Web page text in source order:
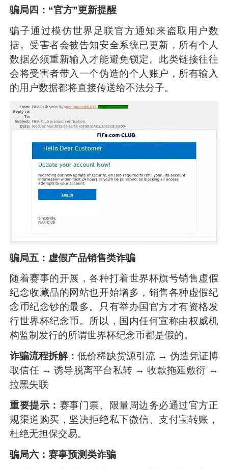
骗局四：“官方”更新提醒
骗子通过模仿世界足联官方通知来盗取用户数
据。受害者会被告知安全系统已更新，所有个人
数据必须重新输入才能避免锁定。此类链接往往
会将受害者带入一个伪造的个人账户，所有输入
的用户数据都将直接传送给不法分子。
骗局五：虚假产品销售类诈骗
随着赛事的开展，各种打着世界杯旗号销售虚假
纪念收藏品的网站也开始增多，销售各种虚假纪
念币纪念钞的最多。只有举办国官方才有资格发
行世界杯纪念币。所以，国内任何宣称由权威机
构监制发行的所谓世界杯纪念币都是假的。
诈骗流程拆解：低价稀缺货源引流 → 伪造凭证博
取信任 → 诱导脱离平台私转 → 收款拖延敷衍 →
拉黑失联
重要提示： 赛事门票、限量周边务必通过官方正
规渠道购买，坚决拒绝私下微信、支付宝转账，
杜绝无担保交易。
骗局六：赛事预测类诈骗